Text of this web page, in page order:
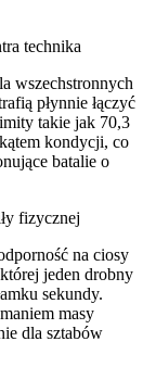
technika
wszechstronnych
płynnie łączyć
takie jak 70,3
kondycji, co
batalie o
fizycznej
na ciosy
jeden drobny
sekundy.
masy
dla sztabów